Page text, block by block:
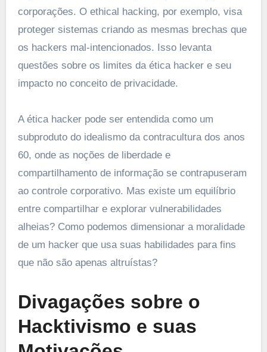
corporações. O ethical hacking, por exemplo, visa
proteger sistemas criando as mesmas brechas que
os hackers mal-intencionados. Isso levanta
questões sobre os limites da ética hacker e seu
impacto no conceito de privacidade.
A ética hacker pode ser entendida como um
subproduto do idealismo da contracultura dos anos
60, onde as noções de liberdade e
compartilhamento de informação se contrapuseram
ao controle corporativo. Mas existe um equilíbrio
entre compartilhar e explorar vulnerabilidades
alheias? Como podemos dimensionar a moralidade
de um hacker que usa suas habilidades para fins
que não são apenas altruístas?
Divagações sobre o
Hacktivismo e suas